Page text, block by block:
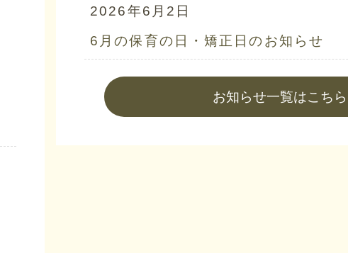
2026年6月2日
6月の保育の日・矯正日のお知らせ
お知らせ一覧はこちら